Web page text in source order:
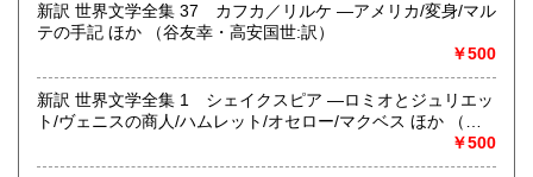
新訳 世界文学全集 37 カフカ／リルケ ―アメリカ/変身/マル
テの手記 ほか （谷友幸・高安国世:訳）
￥500
新訳 世界文学全集 1 シェイクスピア ―ロミオとジュリエッ
ト/ヴェニスの商人/ハムレット/オセロー/マクベス ほか （中
￥500